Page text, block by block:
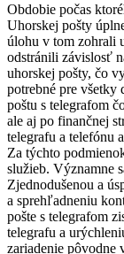
Obdobie počas
Uhorskej pošty
úlohu v tom zohrali
odstránili závislosť
uhorskej pošty, čo
potrebné pre všetky
poštu s telegrafom
ale aj po finančnej
telegrafu a telefónu
Za týchto
služieb. Významne
Zjednodušenou a
a sprehľadneniu
pošte s telegrafom
telegrafu a
zariadenie pôvodne